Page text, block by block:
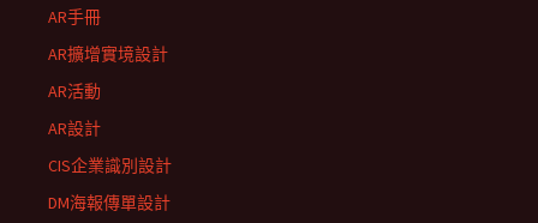
AR手冊
AR擴增實境設計
AR活動
AR設計
CIS企業識別設計
DM海報傳單設計